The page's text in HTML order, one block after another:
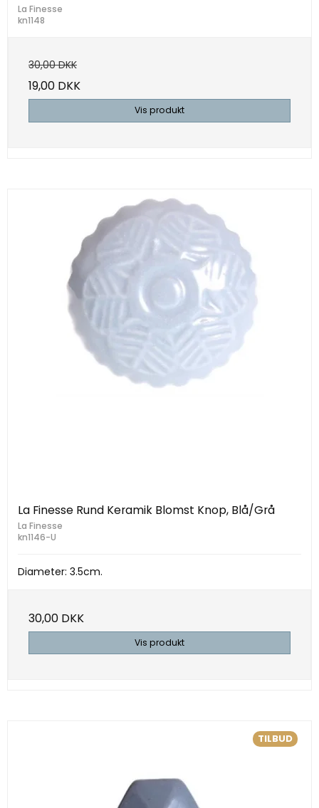
La Finesse
kn1148
30,00 DKK
19,00 DKK
Vis produkt
La Finesse Rund Keramik Blomst Knop, Blå/Grå
La Finesse
kn1146-U
Diameter: 3.5cm.
30,00 DKK
Vis produkt
TILBUD